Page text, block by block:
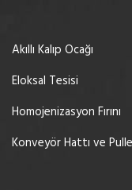
Akıllı Kalıp Ocağı
Eloksal Tesisi
Homojenizasyon Fırını
Konveyör Hattı ve